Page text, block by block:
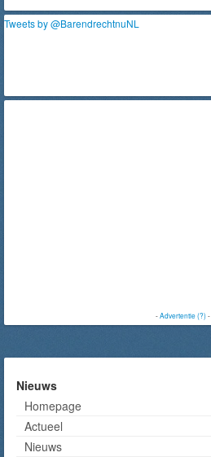
Tweets by @BarendrechtnuNL
-Advertentie (?)-
Nieuws
Homepage
Actueel
Nieuws